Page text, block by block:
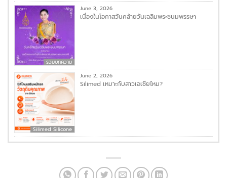
รวมบทความ
June 3, 2026
เนื่องในโอกาสวันคล้ายวันเฉลิมพระชนมพรรษา
Silimed Silicone
June 2, 2026
Silimed เหมาะกับสาวเอเชียไหม?